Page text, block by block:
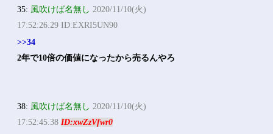
35: 風吹けば名無し 2020/11/10(火)
17:52:26.29 ID:EXRI5UN90
>>34
2年で10倍の価値になったから売るんやろ
38: 風吹けば名無し 2020/11/10(火)
17:52:45.38ID:xwZzVfwr0